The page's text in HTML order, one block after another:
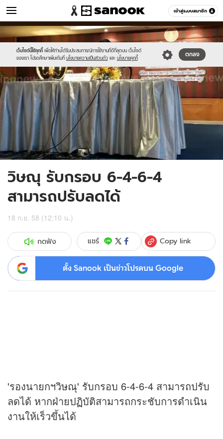
เข้าสู่ระบบสมาชิก
ข่าว หมวดอื่นๆ
เว็บไซต์นี้ใช้คุกกี้ เพื่อให้ท่านได้รับประสบการณ์การใช้งานที่ดีที่สุดบน เว็บไซต์
ของเรา โปรดศึกษาเพิ่มเติมที่ นโยบายความเป็นส่วนตัว และ นโยบายคุกกี้
ตกลง
Sanook
//s.isanook.com/sr/0/images/logo-
new-
sanook.png
//s.isanook.com/ns/0/ud/373/1867718/646775-
02.jpg
วิษณุ รับกรอบ 6-4-6-4
สามารถปรับลดได้
18 ก.ย. 58 (12:10 น.)
กดฟัง แชร์ Copy link
ตั้ง Sanook เป็นข่าวโปรดบน Google
'รองนายกฯวิษณุ' รับกรอบ 6-4-6-4 สามารถปรับ
ลดได้ หากฝ่ายปฏิบัติสามารถกระชับการดำเนิน
งานให้เร็วขึ้นได้